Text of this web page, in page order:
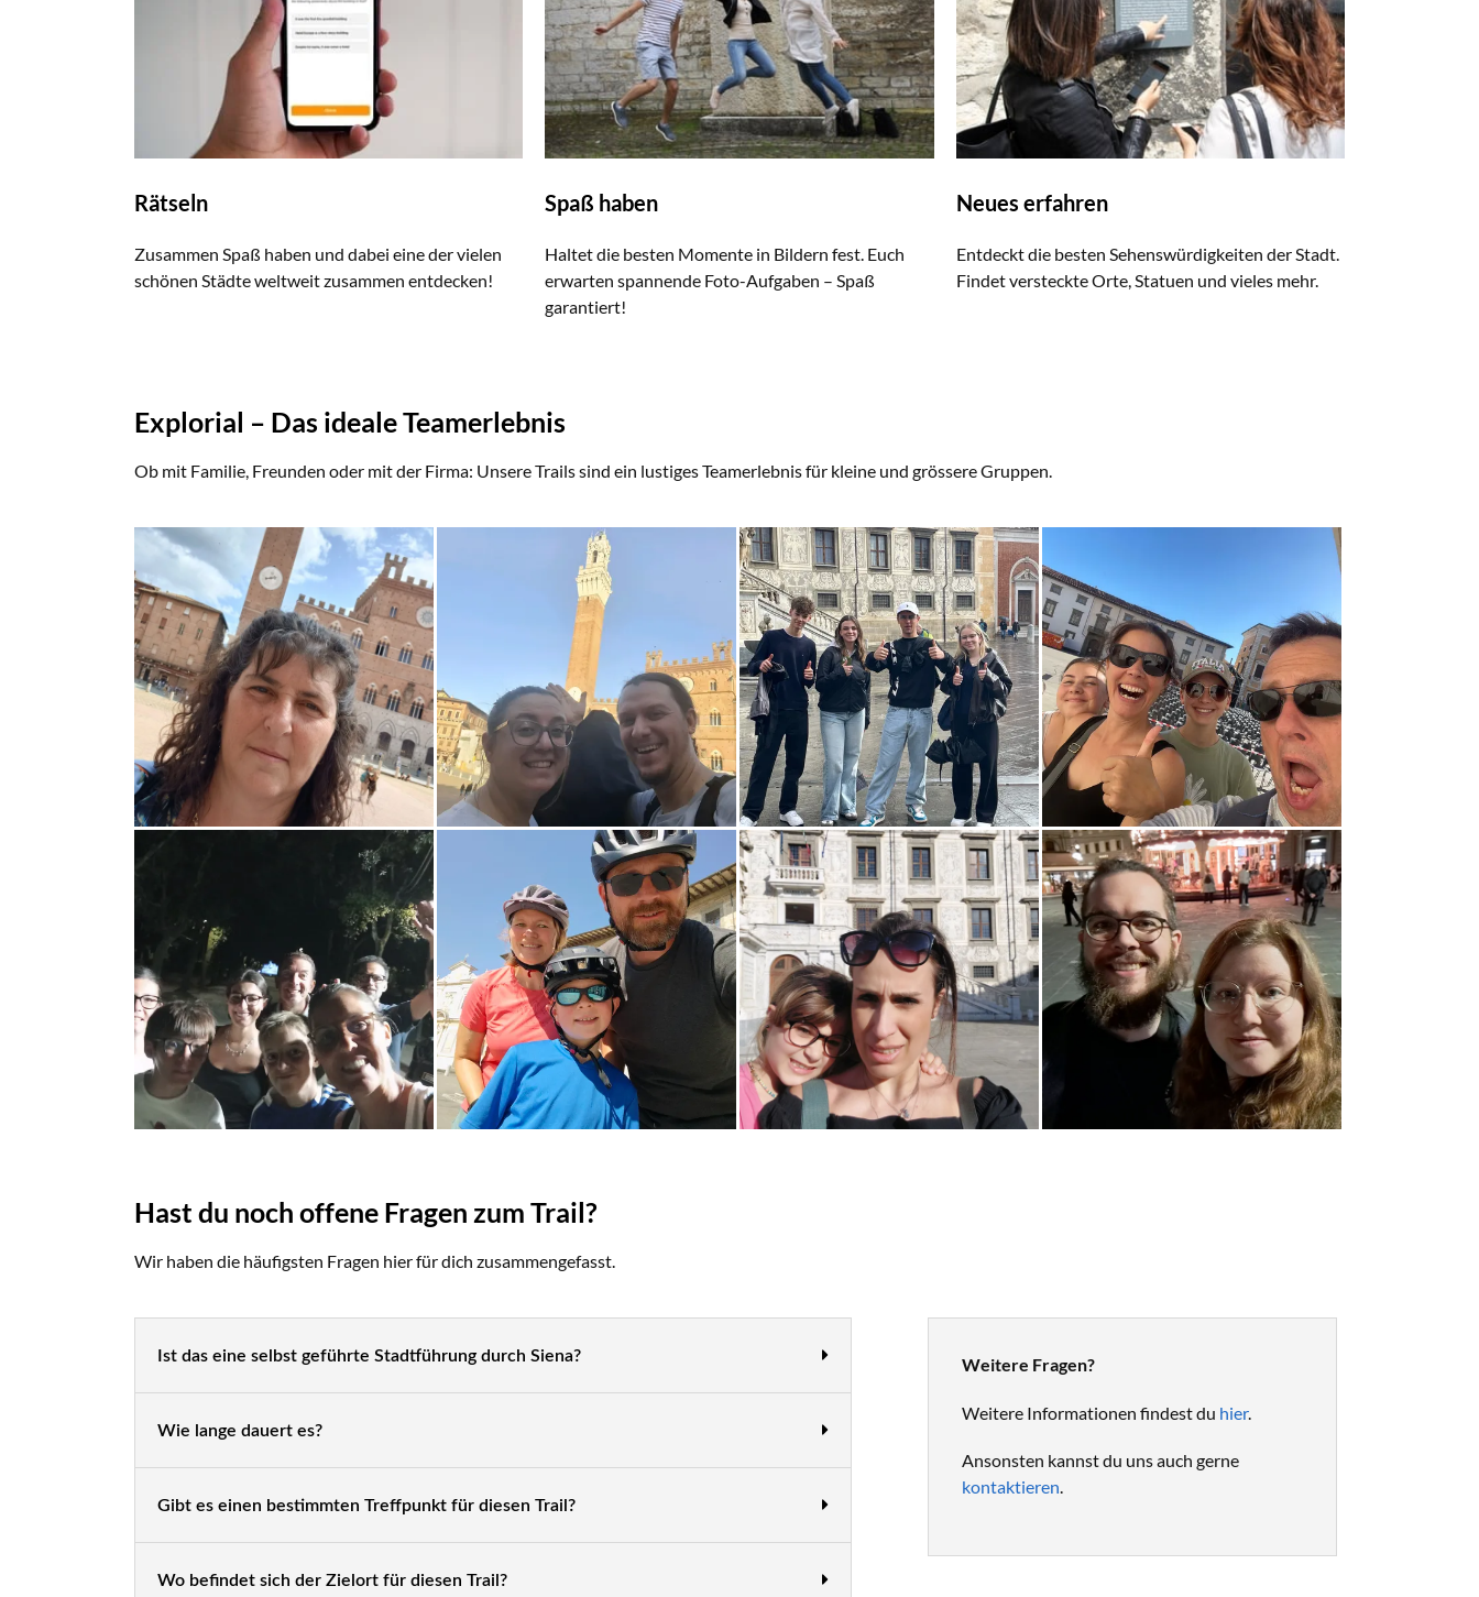
Rätseln
Zusammen Spaß haben und dabei eine der vielen
schönen Städte weltweit zusammen entdecken!
Spaß haben
Haltet die besten Momente in Bildern fest. Euch
erwarten spannende Foto-Aufgaben – Spaß
garantiert!
Neues erfahren
Entdeckt die besten Sehenswürdigkeiten der Stadt.
Findet versteckte Orte, Statuen und vieles mehr.
Explorial – Das ideale Teamerlebnis
Ob mit Familie, Freunden oder mit der Firma: Unsere Trails sind ein lustiges Teamerlebnis für kleine und grössere Gruppen.
Hast du noch offene Fragen zum Trail?
Wir haben die häufigsten Fragen hier für dich zusammengefasst.
Ist das eine selbst geführte Stadtführung durch Siena?
Wie lange dauert es?
Gibt es einen bestimmten Treffpunkt für diesen Trail?
Wo befindet sich der Zielort für diesen Trail?
Weitere Fragen?
Weitere Informationen findest du hier.
Ansonsten kannst du uns auch gerne
kontaktieren.